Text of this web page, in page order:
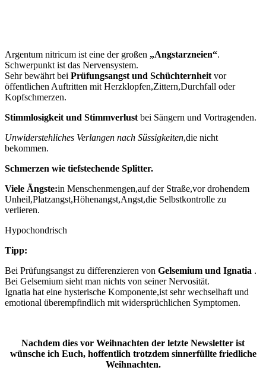
Argentum nitricum ist eine der großen „Angstarzneien“.
Schwerpunkt ist das Nervensystem.
Sehr bewährt bei Prüfungsangst und Schüchternheit vor
öffentlichen Auftritten mit Herzklopfen,Zittern,Durchfall oder
Kopfschmerzen.
Stimmlosigkeit und Stimmverlust bei Sängern und Vortragenden.
Unwiderstehliches Verlangen nach Süssigkeiten,die nicht
bekommen.
Schmerzen wie tiefstechende Splitter.
Viele Ängste:in Menschenmengen,auf der Straße,vor drohendem
Unheil,Platzangst,Höhenangst,Angst,die Selbstkontrolle zu
verlieren.
Hypochondrisch
Tipp:
Bei Prüfungsangst zu differenzieren von Gelsemium und Ignatia .
Bei Gelsemium sieht man nichts von seiner Nervosität.
Ignatia hat eine hysterische Komponente,ist sehr wechselhaft und
emotional überempfindlich mit widersprüchlichen Symptomen.
Nachdem dies vor Weihnachten der letzte Newsletter ist
wünsche ich Euch, hoffentlich trotzdem sinnerfüllte friedliche
Weihnachten.